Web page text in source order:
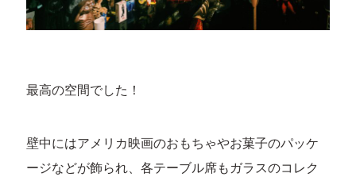
最高の空間でした！
壁中にはアメリカ映画のおもちゃやお菓子のパッケ
ージなどが飾られ、各テーブル席もガラスのコレク